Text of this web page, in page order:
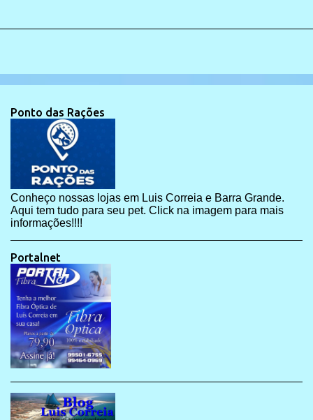
Ponto das Rações
Conheço nossas lojas em Luis Correia e Barra Grande.
Aqui tem tudo para seu pet. Click na imagem para mais
informações!!!!
Portalnet